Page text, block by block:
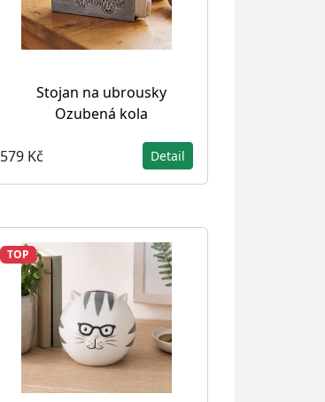
Stojan na ubrousky
Ozubená kola
579 Kč Detail
TOP